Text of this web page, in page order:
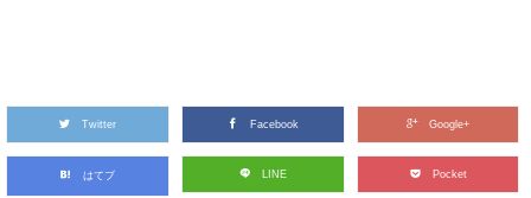
Twitter Facebook Google+
はてブ LINE Pocket